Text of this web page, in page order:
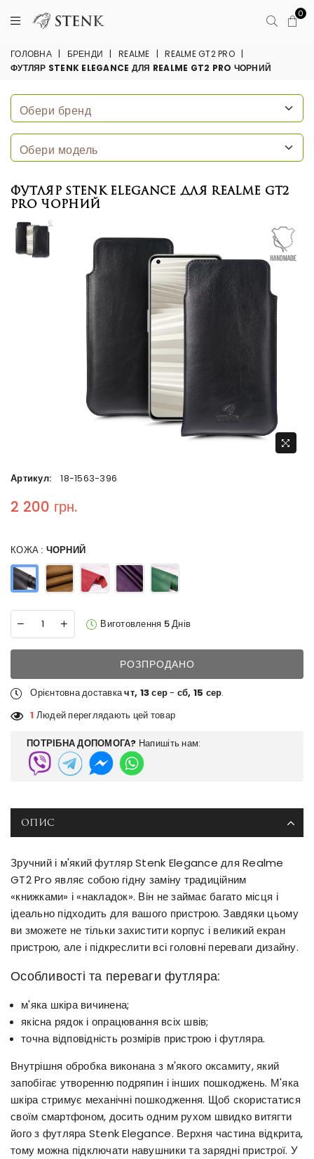
0
ГОЛОВНА | БРЕНДИ | REALME | REALME GT2 PRO |
ФУТЛЯР STENK ELEGANCE ДЛЯ REALME GT2 PRO ЧОРНИЙ
Футляр Stenk Elegance для Realme GT2
Pro Чорний
Артикул: 18-1563-396
Regular price
2 200 грн.
КОЖА : ЧОРНИЙ
Виготовлення 5 Днів
РОЗПРОДАНО
Орієнтовна доставкачт, 13 сер- сб, 15 сер.
1 Людей переглядають цей товар
ПОТРІБНА ДОПОМОГА? Напишіть нам:
ОПИС
Зручний і м'який футляр Stenk Elegance для Realme
GT2 Pro являє собою гідну заміну традиційним
«книжками» і «накладок». Він не займає багато місця і
ідеально підходить для вашого пристрою. Завдяки цьому
ви зможете не тільки захистити корпус і великий екран
пристрою, але і підкреслити всі головні переваги дизайну.
Особливості та переваги футляра:
м'яка шкіра вичинена;
якісна рядок і опрацювання всіх швів;
точна відповідність розмірів пристрою і футляра.
Внутрішня обробка виконана з м'якого оксамиту, який
запобігає утворенню подряпин і інших пошкоджень. М'яка
шкіра стримує механічні пошкодження. Щоб скористатися
своїм смартфоном, досить одним рухом швидко витягти
його з футляра Stenk Elegance. Верхня частина відкрита,
тому можна підключати навушники та зарядні пристрої. У